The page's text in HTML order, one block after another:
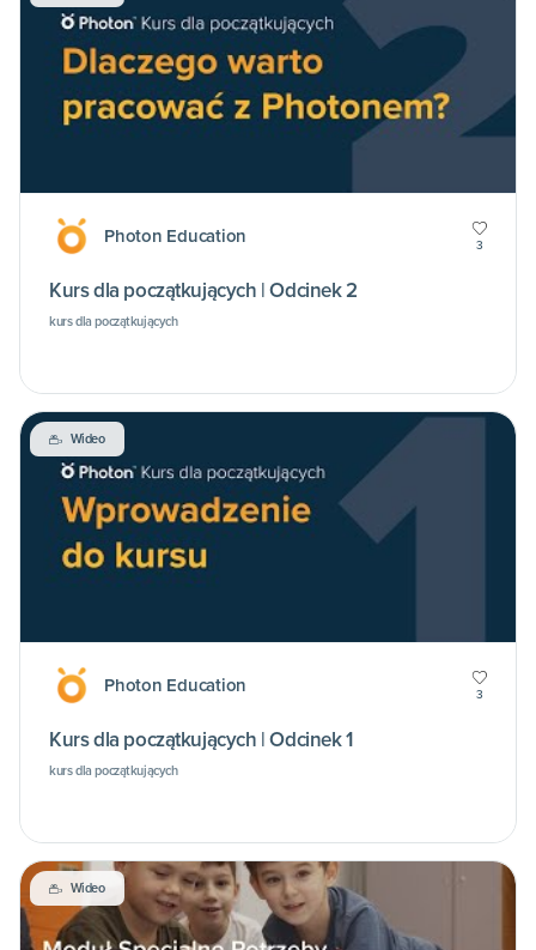
Photon Education 3
Kurs dla początkujących | Odcinek 2
kurs dla początkujących
Wideo
Photon Education 3
Kurs dla początkujących | Odcinek 1
kurs dla początkujących
Wideo